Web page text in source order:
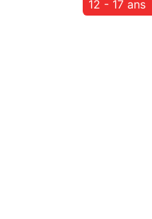
12 - 17 ans